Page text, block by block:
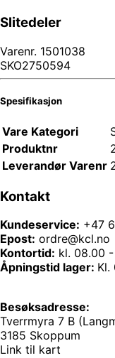
Slitedeler
Varenr. 1501038
SKO2750594
Spesifikasjon
Vare Kategori
Produktnr
Leverandør Varenr
Kontakt
Kundeservice: +47
Epost: ordre@kcl.no
Kontortid: kl. 08.00 -
Åpningstid lager: Kl.
Besøksadresse:
Tverrmyra 7 B
3185 Skoppum
Link til kart